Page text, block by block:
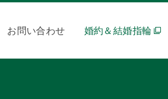
お問い合わせ 婚約＆結婚指輪